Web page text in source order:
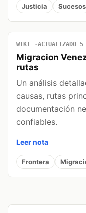
Justicia Sucesos
WIKI ACTUALIZADO
Migracion
rutas
Un análisis
causas, rutas
documentación
confiables.
Leer nota
Frontera